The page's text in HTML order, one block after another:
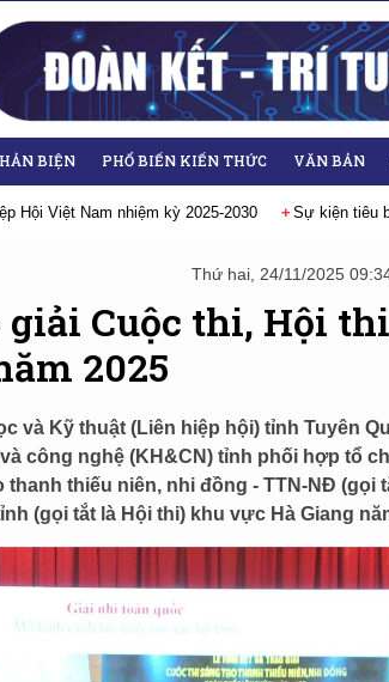
BIỆN PHỔ BIẾN KIẾN THỨC VĂN BẢN
Đại hội Liên hiệp các Hội Khoa học và Kỹ
Thứ hai, 24/11/2025
giải Cuộc thi, Hội thi
2025
và Kỹ thuật (Liên hiệp hội) tỉnh Tuyên
công nghệ (KH&CN) tỉnh phối hợp tổ
thiếu niên, nhi đồng - TTN-NĐ (gọi
(gọi tắt là Hội thi) khu vực Hà Giang